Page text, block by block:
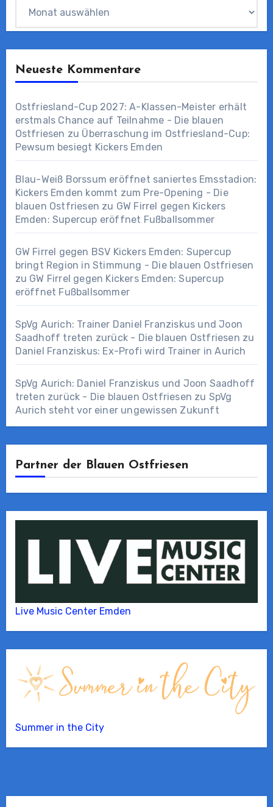
Neueste Kommentare
Ostfriesland-Cup 2027: A-Klassen-Meister erhält
erstmals Chance auf Teilnahme - Die blauen
Ostfriesen zu Überraschung im Ostfriesland-Cup:
Pewsum besiegt Kickers Emden
Blau-Weiß Borssum eröffnet saniertes Emsstadion:
Kickers Emden kommt zum Pre-Opening - Die
blauen Ostfriesen zu GW Firrel gegen Kickers
Emden: Supercup eröffnet Fußballsommer
GW Firrel gegen BSV Kickers Emden: Supercup
bringt Region in Stimmung - Die blauen Ostfriesen
zu GW Firrel gegen Kickers Emden: Supercup
eröffnet Fußballsommer
SpVg Aurich: Trainer Daniel Franziskus und Joon
Saadhoff treten zurück - Die blauen Ostfriesen zu
Daniel Franziskus: Ex-Profi wird Trainer in Aurich
SpVg Aurich: Daniel Franziskus und Joon Saadhoff
treten zurück - Die blauen Ostfriesen zu SpVg
Aurich steht vor einer ungewissen Zukunft
Partner der Blauen Ostfriesen
Live Music Center Emden
Summer in the City